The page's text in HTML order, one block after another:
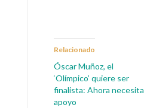
Relacionado
Óscar Muñoz, el
‘Olímpico’ quiere ser
finalista: Ahora necesita
apoyo